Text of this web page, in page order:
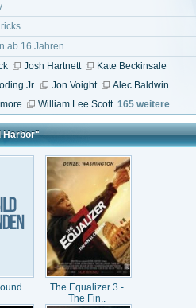
ab 16 Jahren
Josh Hartnett
Kate Beckinsale
Jr.
Jon Voight
Alec Baldwin
William Lee Scott 165 weitere
Harbor"
The Equalizer 3 -
The Fin..